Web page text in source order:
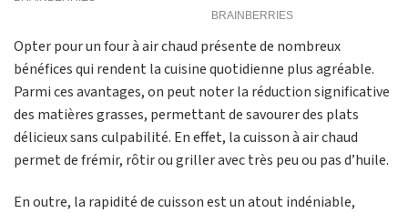
Opter pour un four à air chaud présente de nombreux
bénéfices qui rendent la cuisine quotidienne plus agréable.
Parmi ces avantages, on peut noter la réduction significative
des matières grasses, permettant de savourer des plats
délicieux sans culpabilité. En effet, la cuisson à air chaud
permet de frémir, rôtir ou griller avec très peu ou pas d’huile.
En outre, la rapidité de cuisson est un atout indéniable,